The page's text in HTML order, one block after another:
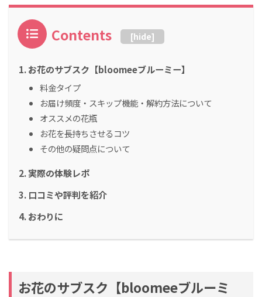
Contents [hide]
お花のサブスク【bloomeeブルーミー】
料金タイプ
お届け頻度・スキップ機能・解約方法について
オススメの花瓶
お花を長持ちさせるコツ
その他の疑問点について
実際の体験レポ
口コミや評判を紹介
おわりに
お花のサブスク【bloomeeブルーミ